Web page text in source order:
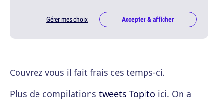
Gérer mes choix Accepter & afficher
Couvrez vous il fait frais ces temps-ci.
Plus de compilations tweets Topito ici. On a